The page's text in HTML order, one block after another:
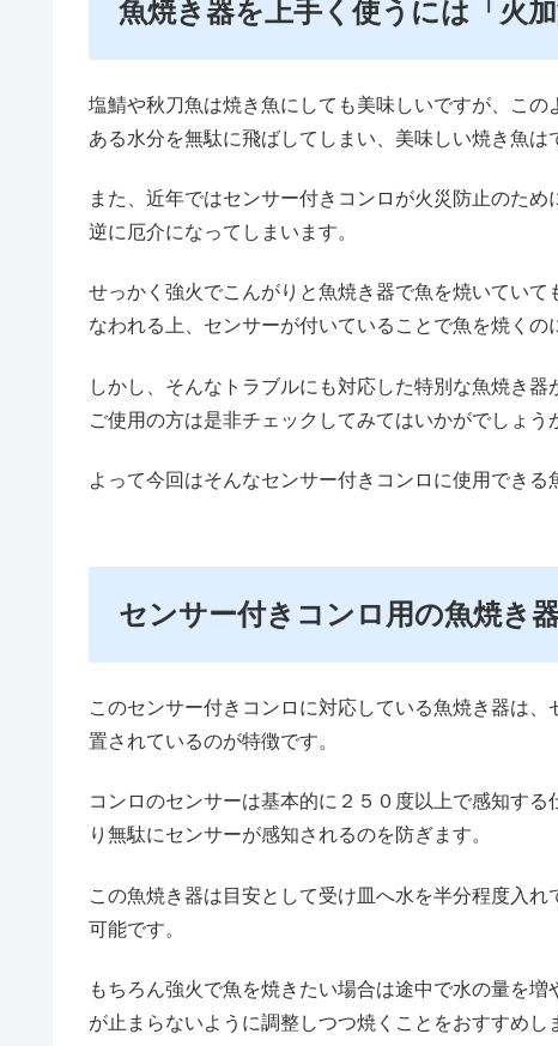
魚焼き器を上手く使うには「火
塩鯖や秋刀魚は焼き魚にしても美味しいですが、こ
ある水分を無駄に飛ばしてしまい、美味しい焼き魚は
また、近年ではセンサー付きコンロが火災防止のた
逆に厄介になってしまいます。
せっかく強火でこんがりと魚焼き器で魚を焼いてい
なわれる上、センサーが付いていることで魚を焼くの
しかし、そんなトラブルにも対応した特別な魚焼き
ご使用の方は是非チェックしてみてはいかがでしょう
よって今回はそんなセンサー付きコンロに使用できる
センサー付きコンロ用の魚焼き
このセンサー付きコンロに対応している魚焼き器は
置されているのが特徴です。
コンロのセンサーは基本的に２５０度以上で感知す
り無駄にセンサーが感知されるのを防ぎます。
この魚焼き器は目安として受け皿へ水を半分程度入
可能です。
もちろん強火で魚を焼きたい場合は途中で水の量を
が止まらないように調整しつつ焼くことをおすすめし